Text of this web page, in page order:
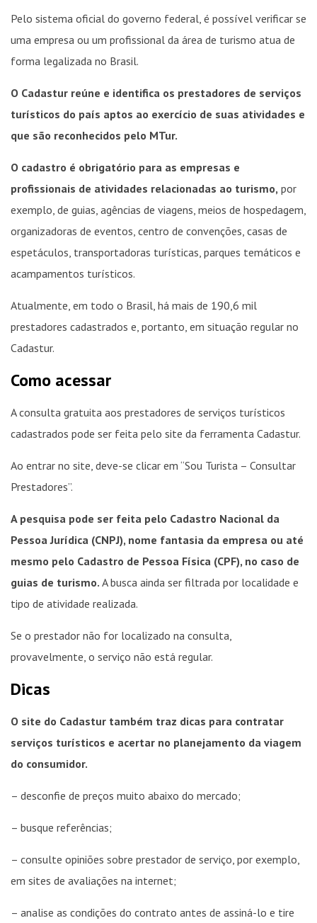
Pelo sistema oficial do governo federal, é possível verificar se
uma empresa ou um profissional da área de turismo atua de
forma legalizada no Brasil.
O Cadastur reúne e identifica os prestadores de serviços
turísticos do país aptos ao exercício de suas atividades e
que são reconhecidos pelo MTur.
O cadastro é obrigatório para as empresas e
profissionais de atividades relacionadas ao turismo, por
exemplo, de guias, agências de viagens, meios de hospedagem,
organizadoras de eventos, centro de convenções, casas de
espetáculos, transportadoras turísticas, parques temáticos e
acampamentos turísticos.
Atualmente, em todo o Brasil, há mais de 190,6 mil
prestadores cadastrados e, portanto, em situação regular no
Cadastur.
Como acessar
A consulta gratuita aos prestadores de serviços turísticos
cadastrados pode ser feita pelo site da ferramenta Cadastur.
Ao entrar no site, deve-se clicar em “Sou Turista – Consultar
Prestadores”.
A pesquisa pode ser feita pelo Cadastro Nacional da
Pessoa Jurídica (CNPJ), nome fantasia da empresa ou até
mesmo pelo Cadastro de Pessoa Física (CPF), no caso de
guias de turismo. A busca ainda ser filtrada por localidade e
tipo de atividade realizada.
Se o prestador não for localizado na consulta,
provavelmente, o serviço não está regular.
Dicas
O site do Cadastur também traz dicas para contratar
serviços turísticos e acertar no planejamento da viagem
do consumidor.
– desconfie de preços muito abaixo do mercado;
– busque referências;
– consulte opiniões sobre prestador de serviço, por exemplo,
em sites de avaliações na internet;
– analise as condições do contrato antes de assiná-lo e tire